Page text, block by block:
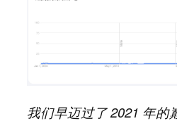
我们早迈过了 2021 年的